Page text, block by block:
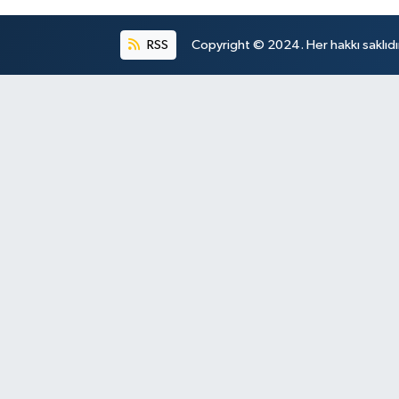
RSS Copyright © 2024. Her hakkı